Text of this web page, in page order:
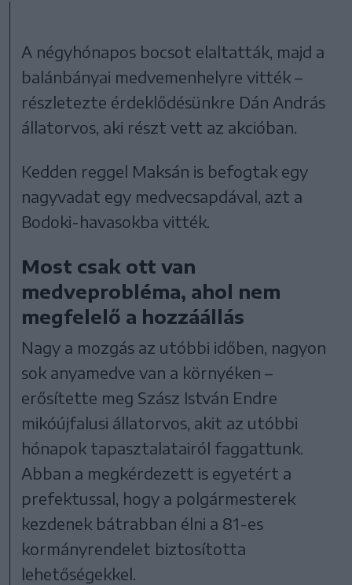
A négyhónapos bocsot elaltatták, majd a
balánbányai medvemenhelyre vitték –
részletezte érdeklődésünkre Dán András
állatorvos, aki részt vett az akcióban.
Kedden reggel Maksán is befogtak egy
nagyvadat egy medvecsapdával, azt a
Bodoki-havasokba vitték.
Most csak ott van
medveprobléma, ahol nem
megfelelő a hozzáállás
Nagy a mozgás az utóbbi időben, nagyon
sok anyamedve van a környéken –
erősítette meg Szász István Endre
mikóújfalusi állatorvos, akit az utóbbi
hónapok tapasztalatairól faggattunk.
Abban a megkérdezett is egyetért a
prefektussal, hogy a polgármesterek
kezdenek bátrabban élni a 81-es
kormányrendelet biztosította
lehetőségekkel.